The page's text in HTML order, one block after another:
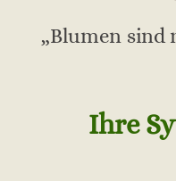
„Blumen sind
Ihre